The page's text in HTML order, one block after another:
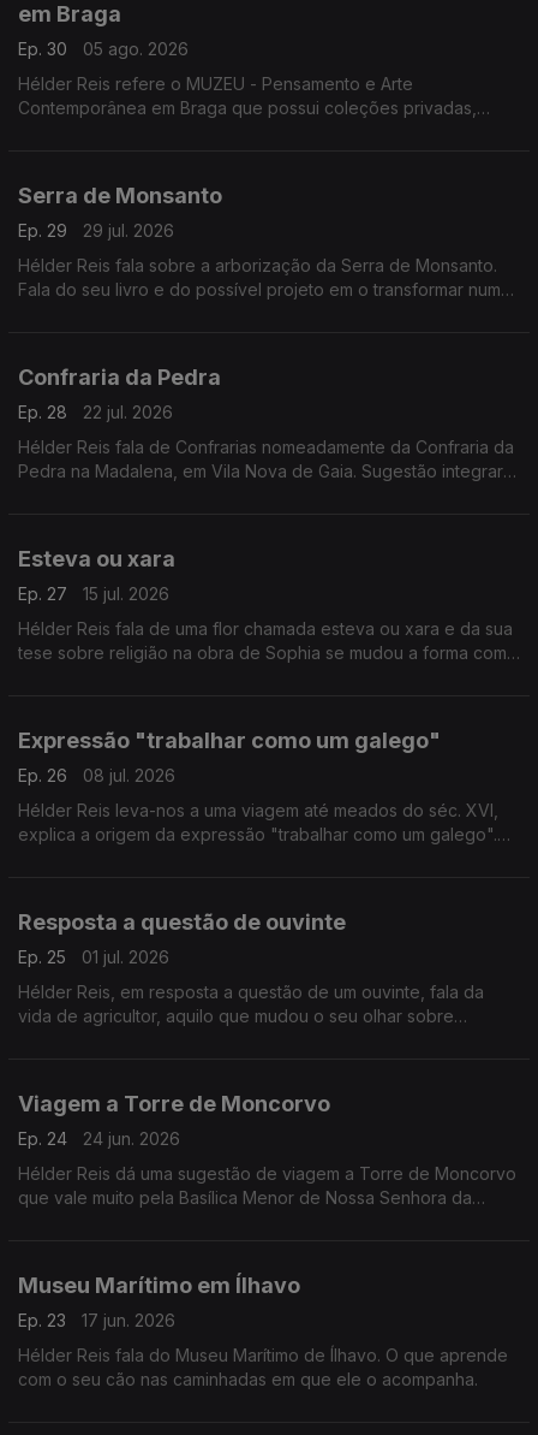
em Braga
Ep. 30
05 ago. 2026
Hélder Reis refere o MUZEU - Pensamento e Arte
Contemporânea em Braga que possui coleções privadas,
Serra de Monsanto
Ep. 29
29 jul. 2026
Hélder Reis fala sobre a arborização da Serra de Monsanto.
Fala do seu livro e do possível projeto em o transformar numa
Confraria da Pedra
Ep. 28
22 jul. 2026
Hélder Reis fala de Confrarias nomeadamente da Confraria da
Pedra na Madalena, em Vila Nova de Gaia. Sugestão integrar o
Esteva ou xara
Ep. 27
15 jul. 2026
Hélder Reis fala de uma flor chamada esteva ou xara e da sua
tese sobre religião na obra de Sophia se mudou a forma como
Expressão "trabalhar como um galego"
Ep. 26
08 jul. 2026
Hélder Reis leva-nos a uma viagem até meados do séc. XVI,
explica a origem da expressão "trabalhar como um galego".
Resposta a questão de ouvinte
Ep. 25
01 jul. 2026
Hélder Reis, em resposta a questão de um ouvinte, fala da
vida de agricultor, aquilo que mudou o seu olhar sobre
Viagem a Torre de Moncorvo
Ep. 24
24 jun. 2026
Hélder Reis dá uma sugestão de viagem a Torre de Moncorvo
que vale muito pela Basílica Menor de Nossa Senhora da
Museu Marítimo em Ílhavo
Ep. 23
17 jun. 2026
Hélder Reis fala do Museu Marítimo de Ílhavo. O que aprende
com o seu cão nas caminhadas em que ele o acompanha.